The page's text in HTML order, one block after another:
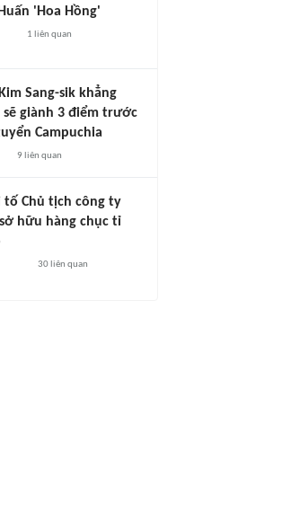
'Hoa Hồng'
1 liên quan
Kim Sang-sik khẳng
giành 3 điểm trước
Campuchia
9 liên quan
tố Chủ tịch công ty
hữu hàng chục tỉ
30liên quan